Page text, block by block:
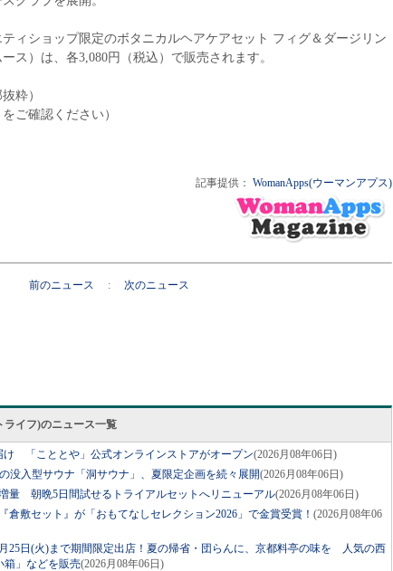
ィショップ限定のボタニカルヘアケアセット フィグ＆ダージリン
ス）は、各3,080円（税込）で販売されます。
粋）
ご確認ください）
記事提供： WomanApps(ウーマンアプス)
前のニュース : 次のニュース
ライフ)のニュース一覧
け 「こととや」公式オンラインストアがオープン(2026月08年06日)
没入型サウナ「洞サウナ」、夏限定企画を続々展開(2026月08年06日)
量 朝晩5日間試せるトライアルセットへリニューアル(2026月08年06日)
倉敷セット』が「おもてなしセレクション2026」で金賞受賞！ (2026月08年06
25日(火)まで期間限定出店！夏の帰省・団らんに、京都料亭の味を 人気の西
箱」などを販売(2026月08年06日)